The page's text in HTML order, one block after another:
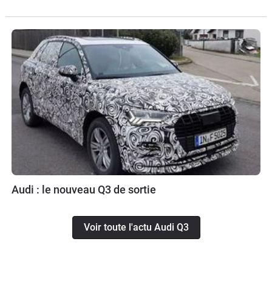
Audi : le nouveau Q3 de sortie
Voir toute l'actu Audi Q3